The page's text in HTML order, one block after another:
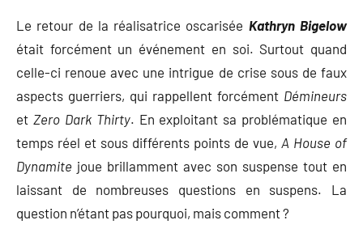
Le retour de la réalisatrice oscarisée Kathryn Bigelow
était forcément un événement en soi. Surtout quand
celle-ci renoue avec une intrigue de crise sous de faux
aspects guerriers, qui rappellent forcément Démineurs
et Zero Dark Thirty. En exploitant sa problématique en
temps réel et sous différents points de vue, A House of
Dynamite joue brillamment avec son suspense tout en
laissant de nombreuses questions en suspens. La
question n’étant pas pourquoi, mais comment ?